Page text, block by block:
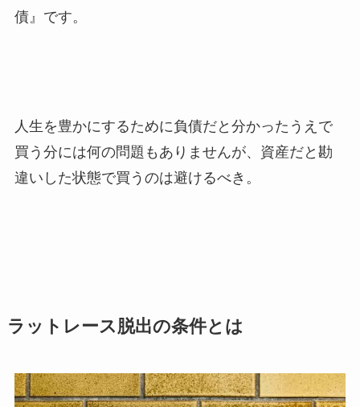
債』です。
人生を豊かにするために負債だと分かったうえで
買う分には何の問題もありませんが、資産だと勘
違いした状態で買うのは避けるべき。
ラットレース脱出の条件とは